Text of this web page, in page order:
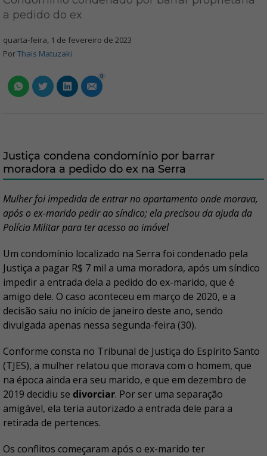
a pedido do ex
quarta-feira, 1 de fevereiro de 2023
PorThais Matuzaki
0
Justiça condena condomínio por barrar
moradora a pedido do ex na Serra
Mulher foi impedida de entrar no apartamento onde morava,
após o ex-marido pedir ao síndico; ela precisou da ajuda da
Polícia Militar para ter acesso ao imóvel
Um condomínio localizado na Serra foi condenado pela
Justiça a pagar R$ 7 mil a uma moradora, após um síndico
impedir a entrada dela a pedido do ex-marido, que é
amigo dele. O caso aconteceu em março de 2020, e a
decisão saiu no início de janeiro deste ano, sendo
divulgada apenas nessa segunda-feira (30).
Conforme consta no Tribunal de Justiça do Espírito Santo
(TJES), a mulher relatou que morava com o homem, que
na época ainda era seu marido, e que em dezembro de
2019 decidiu se divorciar. Por ser uma separação
amigável, ela teria autorizado a entrada dele para a
retirada de pertences.
Os conflitos começaram após o ex-marido ter